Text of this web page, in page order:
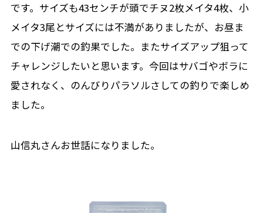
です。サイズも43センチが頭でチヌ2枚メイタ4枚、小
メイタ3尾とサイズには不満がありましたが、お昼ま
での下げ潮での釣果でした。またサイズアップ狙って
チャレンジしたいと思います。今回はサバゴやボラに
愛されなく、のんびりパラソルさしての釣りで楽しめ
ました。
山信丸さんお世話になりました。